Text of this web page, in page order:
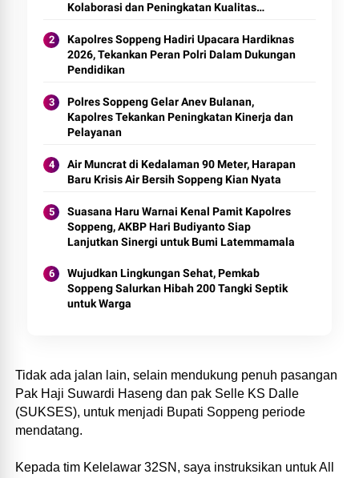
Kolaborasi dan Peningkatan Kualitas
Kapolres Soppeng Hadiri Upacara Hardiknas
2026, Tekankan Peran Polri Dalam Dukungan
Pendidikan
Polres Soppeng Gelar Anev Bulanan,
Kapolres Tekankan Peningkatan Kinerja dan
Pelayanan
Air Muncrat di Kedalaman 90 Meter, Harapan
Baru Krisis Air Bersih Soppeng Kian Nyata
Suasana Haru Warnai Kenal Pamit Kapolres
Soppeng, AKBP Hari Budiyanto Siap
Lanjutkan Sinergi untuk Bumi Latemmamala
Wujudkan Lingkungan Sehat, Pemkab
Soppeng Salurkan Hibah 200 Tangki Septik
untuk Warga
Tidak ada jalan lain, selain mendukung penuh pasangan
Pak Haji Suwardi Haseng dan pak Selle KS Dalle
(SUKSES), untuk menjadi Bupati Soppeng periode
mendatang.
Kepada tim Kelelawar 32SN, saya instruksikan untuk All